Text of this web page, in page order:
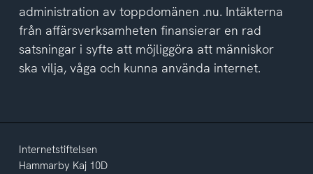
administration av toppdomänen .nu. Intäkterna
från affärsverksamheten finansierar en rad
satsningar i syfte att möjliggöra att människor
ska vilja, våga och kunna använda internet.
Internetstiftelsen
Hammarby Kaj 10D